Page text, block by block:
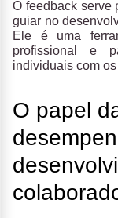
O feedback serve
guiar no
Ele é uma
profissional e
individuais com
O papel